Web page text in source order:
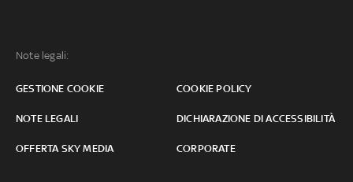
Note legali:
GESTIONE COOKIE COOKIE POLICY
NOTE LEGALI DICHIARAZIONE DI ACCESSIBILITÀ
OFFERTA SKY MEDIA CORPORATE